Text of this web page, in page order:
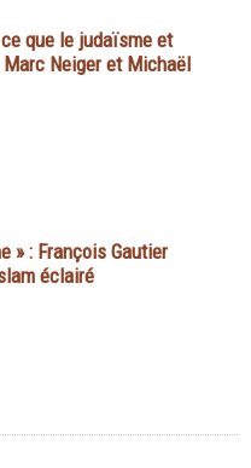
que le judaïsme et
Neiger et Michaël
» : François Gautier
éclairé